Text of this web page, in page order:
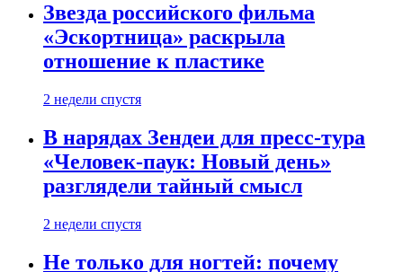
Звезда российского фильма
«Эскортница» раскрыла
отношение к пластике
2 недели спустя
В нарядах Зендеи для пресс-тура
«Человек-паук: Новый день»
разглядели тайный смысл
2 недели спустя
Не только для ногтей: почему